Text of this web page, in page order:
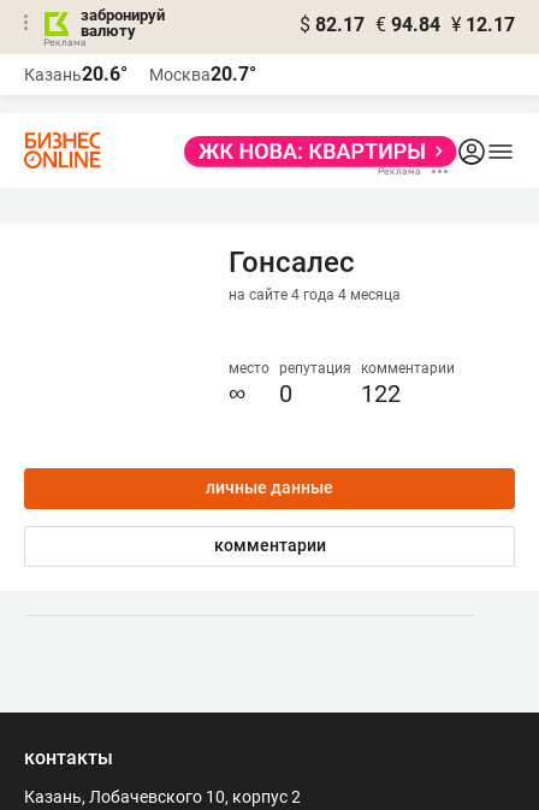
забронируй
валюту
$ 82.17 € 94.84 ¥ 12.17
Казань20.6° Москва20.7°
Гонсалес
на сайте 4 года 4 месяца
место
∞
репутация
0
комментарии
122
личные данные
комментарии
контакты
Казань, Лобачевского 10, корпус 2